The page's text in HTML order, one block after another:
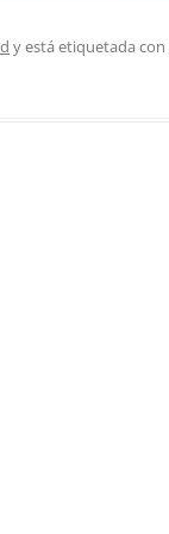
y está etiquetada con